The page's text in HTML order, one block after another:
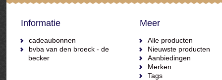
Informatie
cadeaubonnen
bvba van den broeck - de
becker
Meer
Alle producten
Nieuwste producten
Aanbiedingen
Merken
Tags